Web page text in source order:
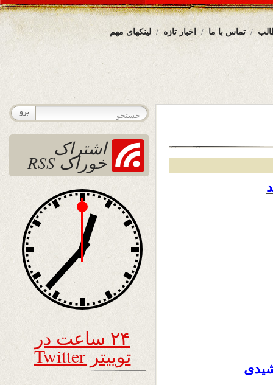
لینکهای مهم اخبار تازه تماس با ما
اشتراک
خوراک RSS
۲۴ ساعت در
توییتر Twitter